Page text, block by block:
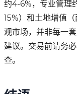
约4-6%，专业管理
15%）和土地增值
观市场，并非每一
建议。交易前请务
查。